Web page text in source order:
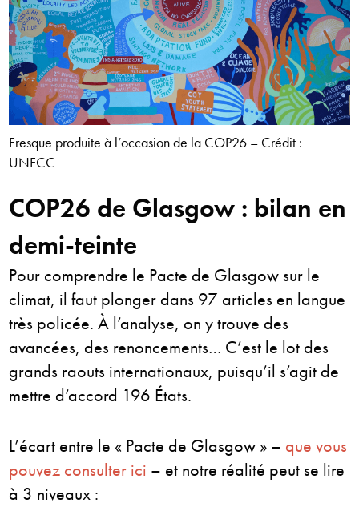
Fresque produite à l’occasion de la COP26 – Crédit :
UNFCC
COP26 de Glasgow : bilan en
demi-teinte
Pour comprendre le Pacte de Glasgow sur le
climat, il faut plonger dans 97 articles en langue
très policée. À l’analyse, on y trouve des
avancées, des renoncements… C’est le lot des
grands raouts internationaux, puisqu’il s’agit de
mettre d’accord 196 États.
L’écart entre le « Pacte de Glasgow » – que vous
pouvez consulter ici – et notre réalité peut se lire
à 3 niveaux :